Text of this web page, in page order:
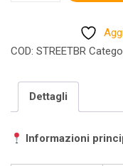
4
quantità
COD: STREETBR
Dettagli
Informazioni